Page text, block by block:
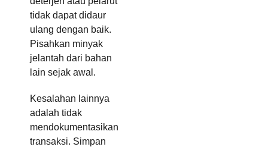
tidak dapat didaur
ulang dengan baik.
Pisahkan minyak
jelantah dari bahan
lain sejak awal.
Kesalahan lainnya
adalah tidak
mendokumentasikan
transaksi. Simpan